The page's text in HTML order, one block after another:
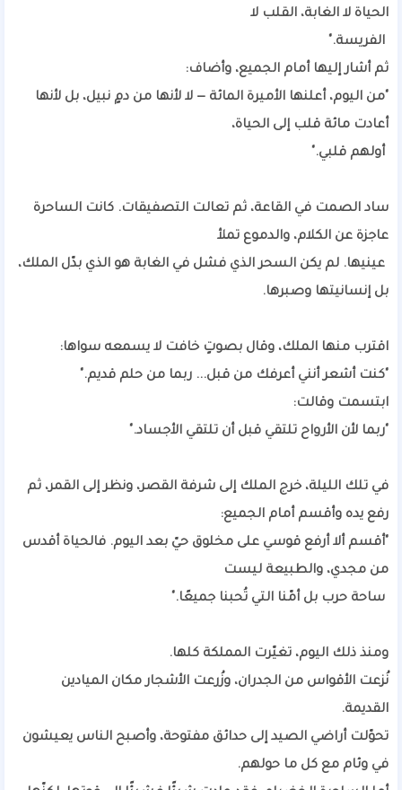
الحياة لا الغابة، القلب لا
الفريسة."
ثم أشار إليها أمام الجميع، وأضاف:
"من اليوم، أعلنها الأميرة المائة — لا لأنها من دمٍ نبيل، بل لأنها
أعادت مائة قلب إلى الحياة،
أولهم قلبي."
ساد الصمت في القاعة، ثم تعالت التصفيقات. كانت الساحرة
عاجزة عن الكلام، والدموع تملأ
عينيها. لم يكن السحر الذي فشل في الغابة هو الذي بدّل الملك،
بل إنسانيتها وصبرها.
اقترب منها الملك، وقال بصوتٍ خافت لا يسمعه سواها:
"كنت أشعر أنني أعرفك من قبل... ربما من حلم قديم."
ابتسمت وقالت:
"ربما لأن الأرواح تلتقي قبل أن تلتقي الأجساد."
في تلك الليلة، خرج الملك إلى شرفة القصر، ونظر إلى القمر، ثم
رفع يده وأقسم أمام الجميع:
"أقسم ألا أرفع قوسي على مخلوق حيّ بعد اليوم. فالحياة أقدس
من مجدي، والطبيعة ليست
ساحة حرب بل أمّنا التي تُحبنا جميعًا."
ومنذ ذلك اليوم، تغيّرت المملكة كلها.
نُزعت الأقواس من الجدران، وزُرعت الأشجار مكان الميادين
القديمة.
تحوّلت أراضي الصيد إلى حدائق مفتوحة، وأصبح الناس يعيشون
في وئام مع كل ما حولهم.